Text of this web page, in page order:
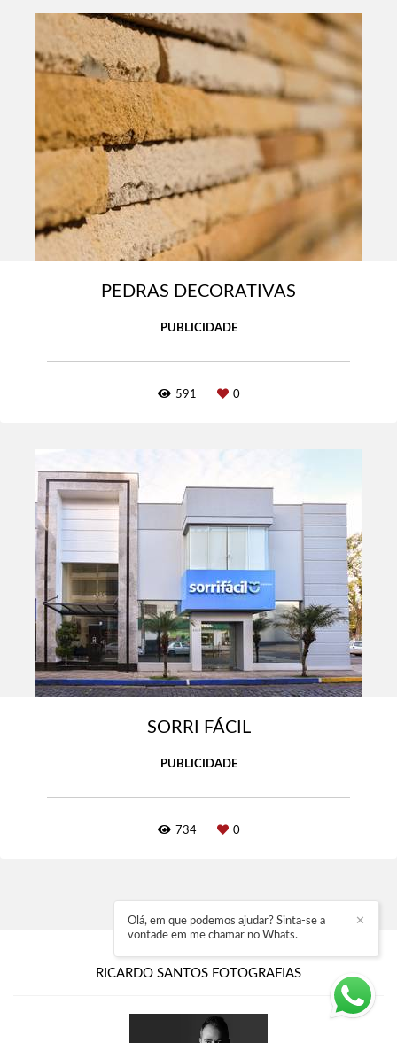
PEDRAS DECORATIVAS
PUBLICIDADE
591 0
SORRI FÁCIL
PUBLICIDADE
734 0
RICARDO SANTOS FOTOGRAFIAS
✕
Olá, em que podemos ajudar? Sinta-se a
vontade em me chamar no Whats.